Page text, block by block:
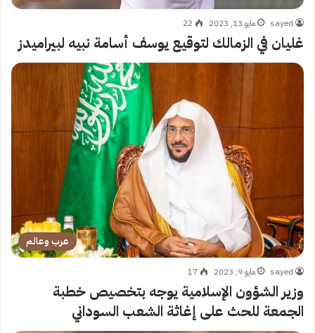
sayed مايو 13, 2023 22
غليان في الزمالك لتوقيع يوسف أسامة نبيه لبيراميدز
عرب وعالم
sayed مايو 9, 2023 17
وزير الشؤون الإسلامية يوجه بتخصيص خطبة
الجمعة للحث على إغاثة الشعب السوداني